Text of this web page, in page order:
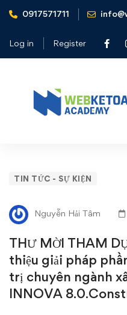
0917571711
Log in Register
Home
Tin tức - Sự kiện
phần mềm kế toán quản trị
INNOVA
THƯ
MỜI
THAM
DỰ
BUỔI:
TIN TỨC - SỰ KIỆN
Nguyễn Hải Tâm
THƯ MỜI THAM
thiệu giải pháp
trị chuyên ngành
INNOVA